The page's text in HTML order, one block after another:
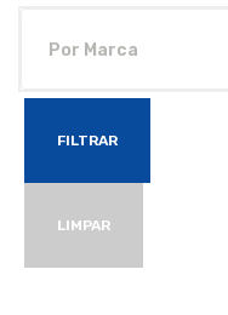
Por Marca
FILTRAR
LIMPAR